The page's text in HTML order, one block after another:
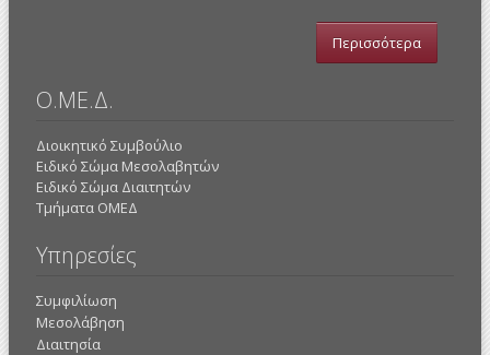
Περισσότερα
Ο.ΜΕ.Δ.
Διοικητικό Συμβούλιο
Ειδικό Σώμα Μεσολαβητών
Ειδικό Σώμα Διαιτητών
Τμήματα ΟΜΕΔ
Υπηρεσίες
Συμφιλίωση
Μεσολάβηση
Διαιτησία